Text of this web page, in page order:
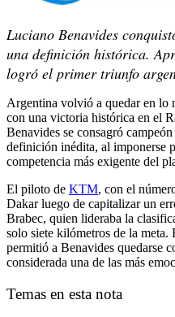
Luciano Benavides
una definición histórica.
logró el primer triunfo
Argentina volvió a quedar en lo
con una victoria histórica en el
Benavides se consagró
definición inédita, al imponerse
competencia más exigente del
El piloto de KTM, con el
Dakar luego de capitalizar un
Brabec, quien lideraba la
solo siete kilómetros de la meta.
permitió a Benavides quedarse
considerada una de las más
Temas en esta nota